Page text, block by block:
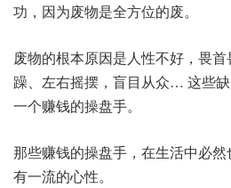
功，因为废物是全方位的废。
废物的根本原因是人性不好，畏
躁、左右摇摆，盲目从众… 这些
一个赚钱的操盘手。
那些赚钱的操盘手，在生活中必
有一流的心性。